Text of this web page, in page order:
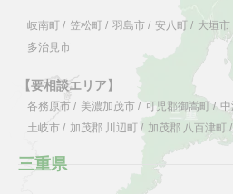
岐南町 / 笠松町 / 羽島市 / 安八町 / 大垣市
多治見市
【要相談エリア】
各務原市 / 美濃加茂市 / 可児郡御嵩町/
土岐市 / 加茂郡 川辺町 / 加茂郡 八百津町 /
三重県